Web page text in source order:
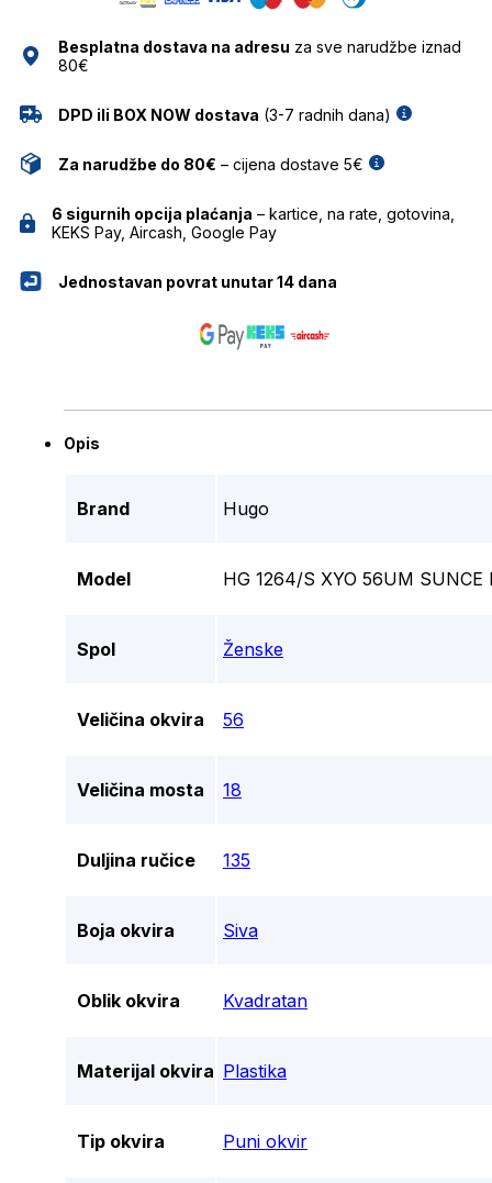
Besplatna dostava na adresu za sve narudžbe iznad
80€
DPD ili BOX NOW dostava (3-7 radnih dana)
Za narudžbe do 80€ – cijena dostave 5€
6 sigurnih opcija plaćanja – kartice, na rate, gotovina,
KEKS Pay, Aircash, Google Pay
Jednostavan povrat unutar 14 dana
Opis
Brand Hugo
Model HG 1264/S XYO 56UM SUNCE
Spol Ženske
Veličina okvira 56
Veličina mosta 18
Duljina ručice 135
Boja okvira Siva
Oblik okvira Kvadratan
Materijal okvira Plastika
Tip okvira Puni okvir